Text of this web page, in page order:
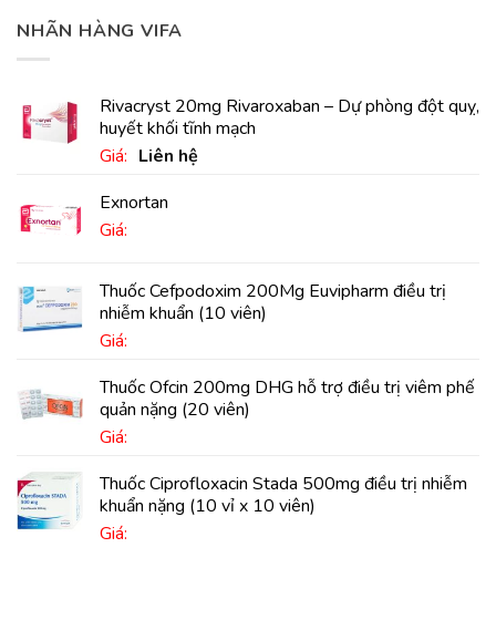
NHÃN HÀNG VIFA
Rivacryst 20mg Rivaroxaban – Dự phòng đột quỵ,
huyết khối tĩnh mạch
Giá: Liên hệ
Exnortan
Giá:
Thuốc Cefpodoxim 200Mg Euvipharm điều trị
nhiễm khuẩn (10 viên)
Giá:
Thuốc Ofcin 200mg DHG hỗ trợ điều trị viêm phế
quản nặng (20 viên)
Giá:
Thuốc Ciprofloxacin Stada 500mg điều trị nhiễm
khuẩn nặng (10 vỉ x 10 viên)
Giá: